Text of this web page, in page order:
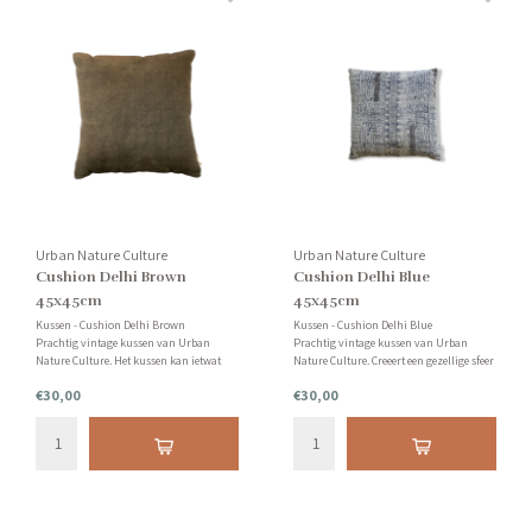
Urban Nature Culture
Cushion Delhi Brown
45x45cm
Kussen - Cushion Delhi Brown
Prachtig vintage kussen van Urban
Nature Culture. Het kussen kan ietwat
uniek en ultiem zacht.
€30,00
Urban Nature Culture
Cushion Delhi Blue
45x45cm
Kussen - Cushion Delhi Blue
Prachtig vintage kussen van Urban
Nature Culture. Creeert een gezellige sfeer
over dit kussen? Neem gerust contact met
€30,00